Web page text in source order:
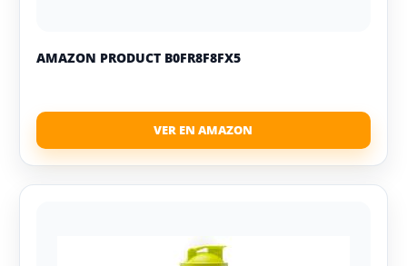
AMAZON PRODUCT B0FR8F8FX5